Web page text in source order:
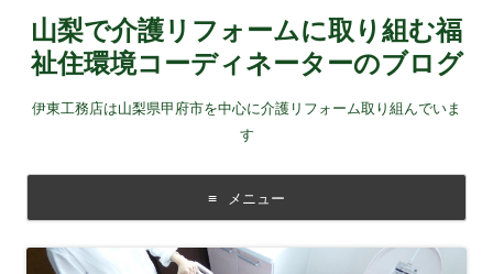
山梨で介護リフォームに取り組む福
祉住環境コーディネーターのブログ
伊東工務店は山梨県甲府市を中心に介護リフォーム取り組んでいま
す
メニュー
コンテンツに移動する